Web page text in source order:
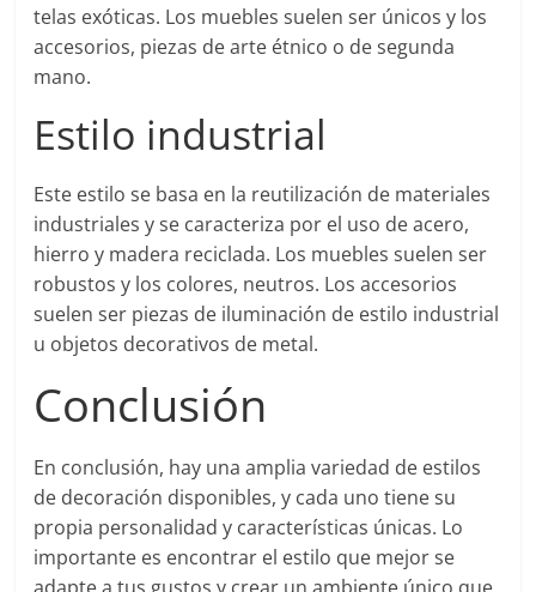
telas exóticas. Los muebles suelen ser únicos y los
accesorios, piezas de arte étnico o de segunda
mano.
Estilo industrial
Este estilo se basa en la reutilización de materiales
industriales y se caracteriza por el uso de acero,
hierro y madera reciclada. Los muebles suelen ser
robustos y los colores, neutros. Los accesorios
suelen ser piezas de iluminación de estilo industrial
u objetos decorativos de metal.
Conclusión
En conclusión, hay una amplia variedad de estilos
de decoración disponibles, y cada uno tiene su
propia personalidad y características únicas. Lo
importante es encontrar el estilo que mejor se